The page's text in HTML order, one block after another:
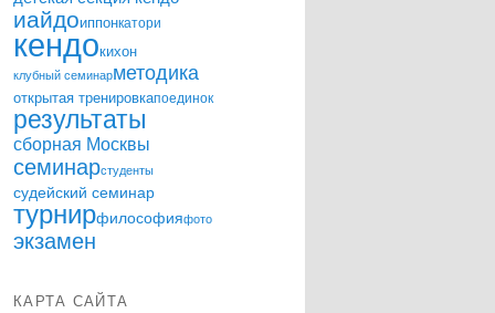
иайдоиппонкатори
кендокихон
клубный семинарметодика
открытая тренировкапоединок
результаты
сборная Москвы
семинарстуденты
судейский семинар
турнирфилософияфото
экзамен
КАРТА САЙТА